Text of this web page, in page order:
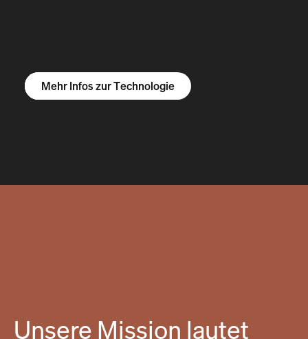
Mehr Infos zum R1S
Mehr Infos zum R1T
Mehr Infos zu Vans
Mehr Infos zur Technologie
Unsere Mission lautet